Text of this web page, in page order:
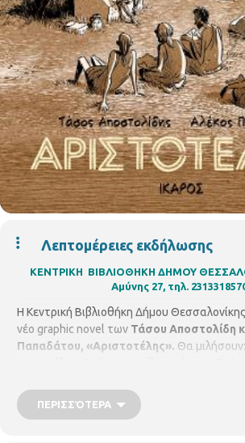
Λεπτομέρειες εκδήλωσης
ΚΕΝΤΡΙΚΗ ΒΙΒΛΙΟΘΗΚΗ ΔΗΜΟΥ
Αμύνης 27, τηλ.
Η Κεντρική Βιβλιοθήκη Δήμου
νέο graphic novel των Τάσου Αποστολίδη
Παπαδάτου, «Αριστοτέλης». Θα
Τμήματος Βιολογίας του Α.Π.Θ., Πρόεδρος
Αποφοίτων του Α.Π.Θ.», η Δήμητρα
ΠΕΡΙΣΣΌΤΕΡΑ